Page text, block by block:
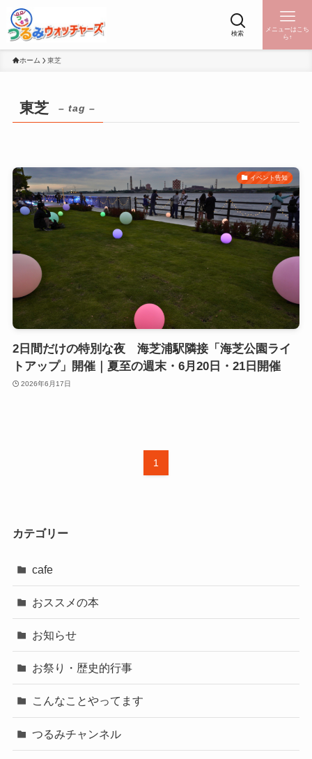
検索
メニューはこち
ら↑
ホーム 東芝
東芝 – tag –
イベント告知
2日間だけの特別な夜 海芝浦駅隣接「海芝公園ライ
トアップ」開催｜夏至の週末・6月20日・21日開催
2026年6月17日
1
カテゴリー
cafe
おススメの本
お知らせ
お祭り・歴史的行事
こんなことやってます
つるみチャンネル